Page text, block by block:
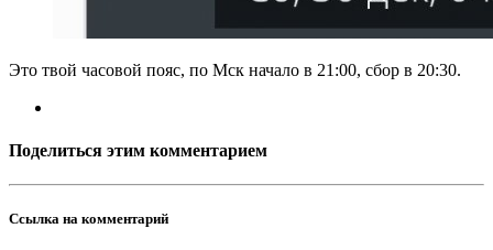
Это твой часовой пояс, по Мск начало в 21:00, сбор в 20:30.
Поделиться этим комментарием
Ссылка на комментарий